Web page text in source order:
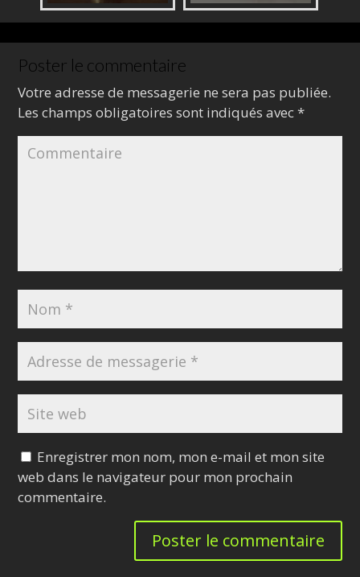
Poster le commentaire
Votre adresse de messagerie ne sera pas publiée.
Les champs obligatoires sont indiqués avec*
Enregistrer mon nom, mon e-mail et mon site
web dans le navigateur pour mon prochain
commentaire.